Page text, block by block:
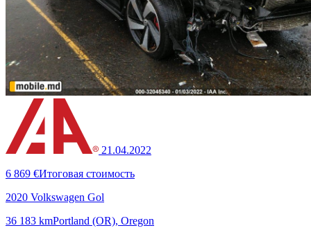
21.04.2022
6 869 €Итоговая стоимость
2020 Volkswagen Gol
36 183 kmPortland (OR), Oregon